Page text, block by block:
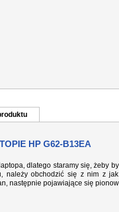
HP G62-B13EA
dlatego staramy się, żeby
należy obchodzić się z nim z
następnie pojawiające się